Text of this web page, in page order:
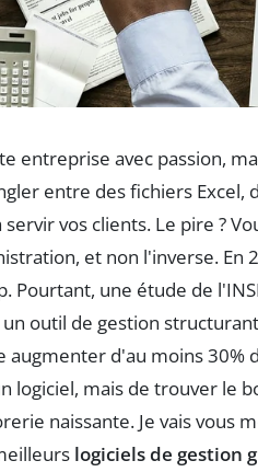
entreprise avec passion,
entre des fichiers Excel,
vos clients. Le pire ?
et non l'inverse. En
Pourtant, une étude de
un outil de gestion
d'au moins 30%
logiciel, mais de trouver le
naissante. Je vais vous
logiciels de gestion